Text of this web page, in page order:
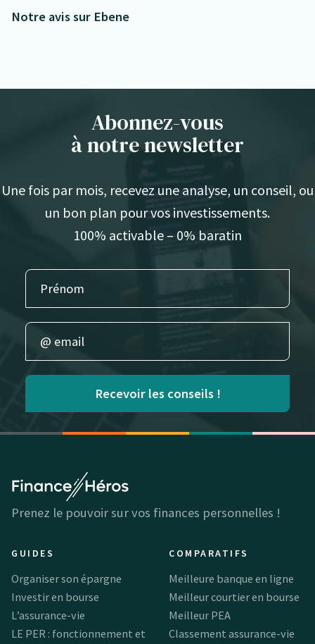
Notre avis sur Ebene
Abonnez-vous
à notre newsletter
Une fois par mois, recevez une analyse, un conseil, ou
un bon plan pour vos investissements.
100% activable – 0% baratin
Recevoir les conseils !
Prenez le pouvoir sur vos finances personnelles !
GUIDES
Organiser son épargne
Investir en bourse
L’assurance-vie
LE PER : fonctionnement et
COMPARATIFS
Meilleure banque en ligne
Meilleur courtier en bourse
Meilleur PEA
Classement assurance-vie